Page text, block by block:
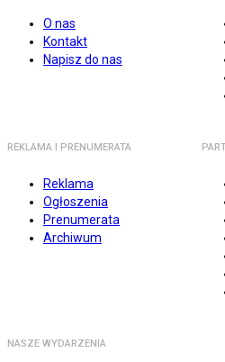
O nas
Kontakt
Napisz do nas
REKLAMA I PRENUMERATA
Reklama
Ogłoszenia
Prenumerata
Archiwum
NASZE WYDARZENIA